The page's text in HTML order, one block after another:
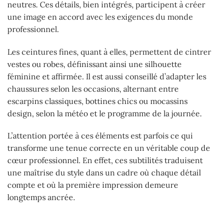
neutres. Ces détails, bien intégrés, participent à créer
une image en accord avec les exigences du monde
professionnel.
Les ceintures fines, quant à elles, permettent de cintrer
vestes ou robes, définissant ainsi une silhouette
féminine et affirmée. Il est aussi conseillé d’adapter les
chaussures selon les occasions, alternant entre
escarpins classiques, bottines chics ou mocassins
design, selon la météo et le programme de la journée.
L’attention portée à ces éléments est parfois ce qui
transforme une tenue correcte en un véritable coup de
cœur professionnel. En effet, ces subtilités traduisent
une maîtrise du style dans un cadre où chaque détail
compte et où la première impression demeure
longtemps ancrée.